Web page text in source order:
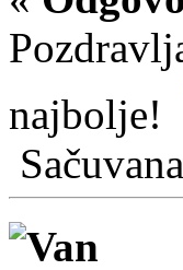
najbolje!
Sačuvana